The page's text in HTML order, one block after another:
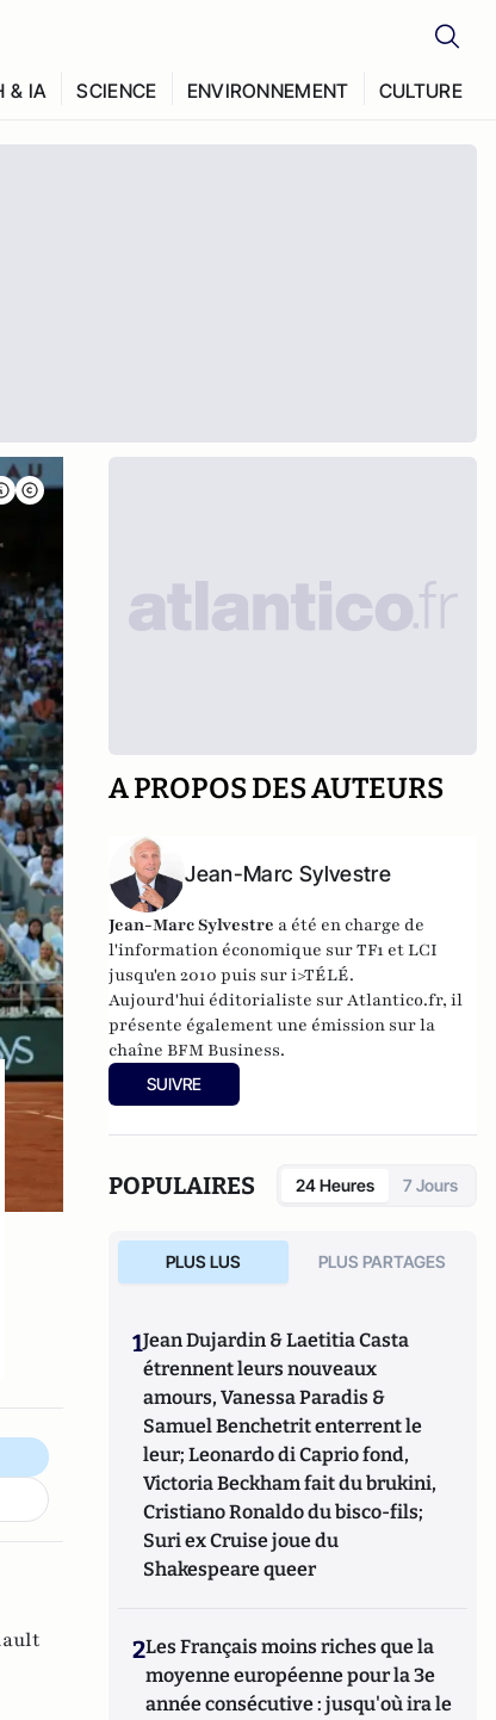
& IA SCIENCE ENVIRONNEMENT CULTURE
A PROPOS DES AUTEURS
Jean-Marc Sylvestre
Jean-Marc Sylvestre a été en charge de
l'information économique sur TF1 et LCI
jusqu'en 2010 puis sur i>TÉLÉ.
Aujourd'hui éditorialiste sur Atlantico.fr, il
présente également une émission sur la
chaîne BFM Business.
SUIVRE
POPULAIRES 24 Heures 7 Jours
PLUS LUS PLUS PARTAGES
1Jean Dujardin & Laetitia Casta
étrennent leurs nouveaux
amours, Vanessa Paradis &
Samuel Benchetrit enterrent le
leur; Leonardo di Caprio fond,
Victoria Beckham fait du brukini,
Cristiano Ronaldo du bisco-fils;
Suri ex Cruise joue du
Shakespeare queer
2Les Français moins riches que la
moyenne européenne pour la 3e
année consécutive : jusqu'où ira le